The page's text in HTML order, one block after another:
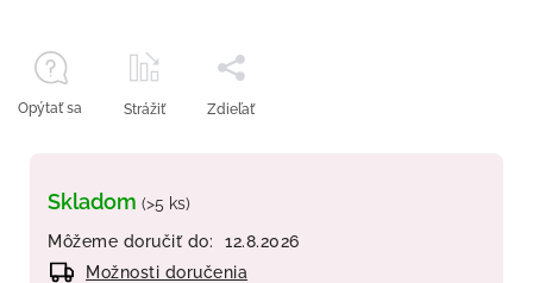
Skladom (>5 ks)
Môžeme doručiť do:
12.8.2026
Možnosti doručenia
Opýtať sa Strážiť Zdieľať